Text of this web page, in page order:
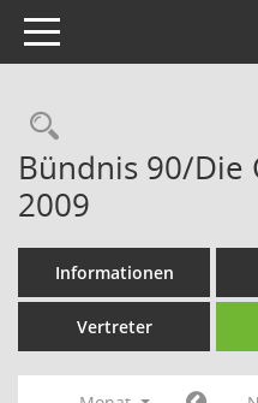
Toggle navigation
Bündnis 90/Die
2009
Informationen
Vertreter